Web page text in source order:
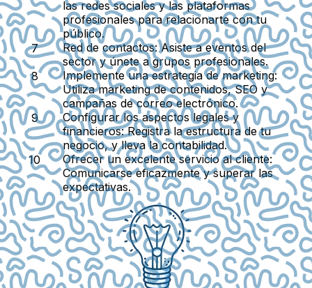
las redes sociales y las plataformas
profesionales para relacionarte con tu
público.
Red de contactos:Asiste a eventos del
sector y únete a grupos profesionales.
Implemente una estrategia de marketing:
Utiliza marketing de contenidos, SEO y
campañas de correo electrónico.
Configurar los aspectos legales y
financieros:Registra la estructura de tu
negocio, y lleva la contabilidad.
Ofrecer un excelente servicio al cliente:
Comunicarse eficazmente y superar las
expectativas.